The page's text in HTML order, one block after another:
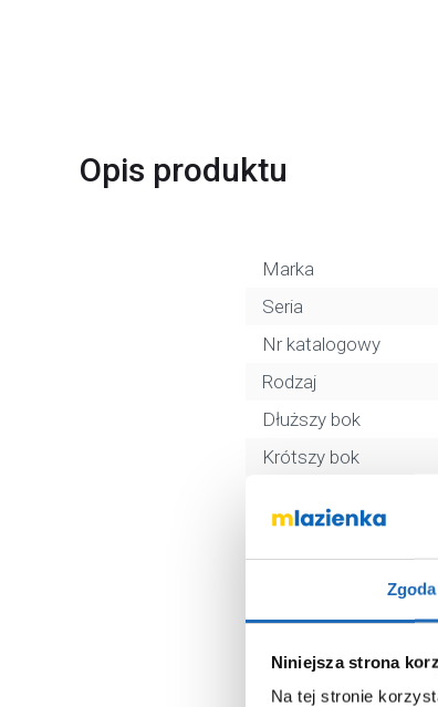
Zgoda
Niniejsza strona
Na tej stronie
Opis produktu
Marka
Seria
Nr katalogowy
Rodzaj
Dłuższy bok
Krótszy bok
Wejście